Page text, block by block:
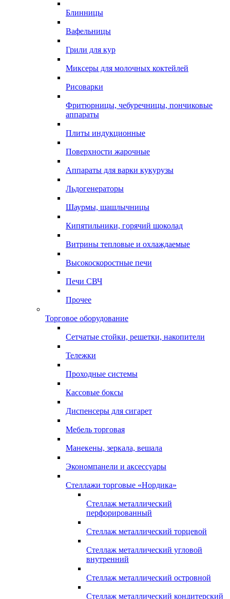
Блинницы
Вафельницы
Грили для кур
Миксеры для молочных коктейлей
Рисоварки
Фритюрницы, чебуречницы, пончиковые
аппараты
Плиты индукционные
Поверхности жарочные
Аппараты для варки кукурузы
Льдогенераторы
Шаурмы, шашлычницы
Кипятильники, горячий шоколад
Витрины тепловые и охлаждаемые
Высокоскоростные печи
Печи СВЧ
Прочее
Торговое оборудование
Сетчатые стойки, решетки, накопители
Тележки
Проходные системы
Кассовые боксы
Диспенсеры для сигарет
Мебель торговая
Манекены, зеркала, вешала
Экономпанели и аксессуары
Стеллажи торговые «Нордика»
Стеллаж металлический
перфорированный
Стеллаж металлический торцевой
Стеллаж металлический угловой
внутренний
Стеллаж металлический островной
Стеллаж металлический кондитерский